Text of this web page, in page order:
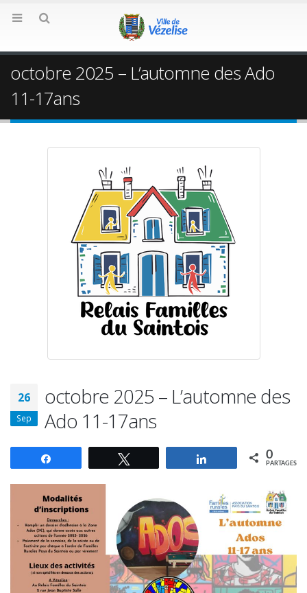
octobre 2025 – L’automne des Ado
11-17ans
26
Sep
octobre 2025 – L’automne des
Ado 11-17ans
Partagez 0
PARTAGES